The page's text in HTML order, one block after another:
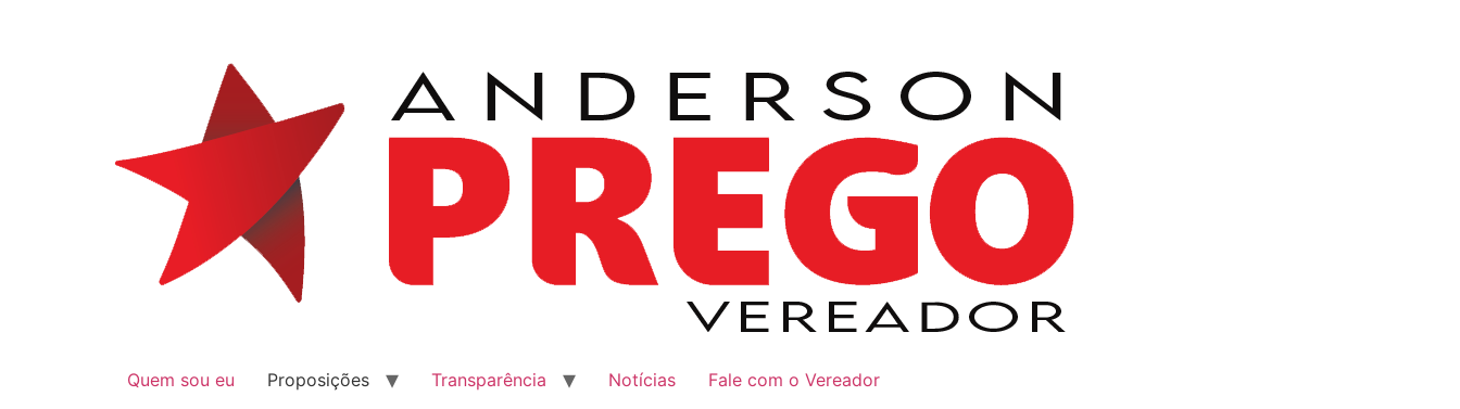
Quem sou eu Proposições Transparência Notícias Fale com o Vereador